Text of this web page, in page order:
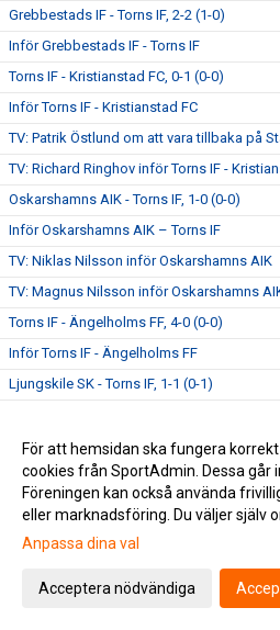
Grebbestads IF - Torns IF, 2-2 (1-0)
Inför Grebbestads IF - Torns IF
Torns IF - Kristianstad FC, 0-1 (0-0)
Inför Torns IF - Kristianstad FC
TV: Patrik Östlund om att vara tillbaka på
TV: Richard Ringhov inför Torns IF -
Oskarshamns AIK - Torns IF, 1-0 (0-0)
Inför Oskarshamns AIK – Torns IF
TV: Niklas Nilsson inför Oskarshamns AIK
TV: Magnus Nilsson inför Oskarshamns
Torns IF - Ängelholms FF, 4-0 (0-0)
Inför Torns IF - Ängelholms FF
Ljungskile SK - Torns IF, 1-1 (0-1)
TV: Richard Ringhov inför Ljungskile SK
TV: Daniel Hidefält Thulin inför Ljungskile
Torns IF - Mjällby AIF, 0-1 (0-1)
Inför Torns IF - Mjällby AIF
TV: Astrit Seljmani utsedd till månadens
TV: Möt Torns nyförvärv Alexander Fioretos
För att hemsidan ska fungera
cookies från SportAdmin. Dessa går
Föreningen kan också använda
eller marknadsföring. Du väljer själv
Anpassa dina val
Acceptera nödvändiga